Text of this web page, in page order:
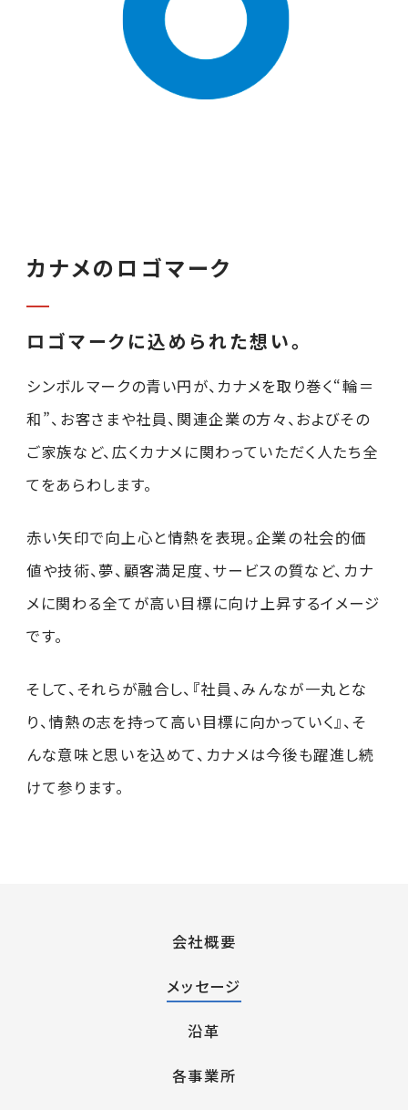
カナメのロゴマーク
ロゴマークに込められた想い。
シンボルマークの青い円が、カナメを取り巻く“輪＝
和”、お客さまや社員、関連企業の方々、およびその
ご家族など、広くカナメに関わっていただく人たち全
てをあらわします。
赤い矢印で向上心と情熱を表現。企業の社会的価
値や技術、夢、顧客満足度、サービスの質など、カナ
メに関わる全てが高い目標に向け上昇するイメージ
です。
そして、それらが融合し、『社員、みんなが一丸とな
り、情熱の志を持って高い目標に向かっていく』、そ
んな意味と思いを込めて、カナメは今後も躍進し続
けて参ります。
会社概要
メッセージ
沿革
各事業所